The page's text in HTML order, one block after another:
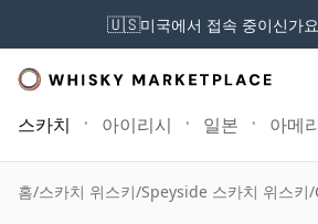
🇺🇸미국에서 접속 중이신가
스카치 아이리시 일본 아메
홈/스카치 위스키/Speyside 스카치 위스키/